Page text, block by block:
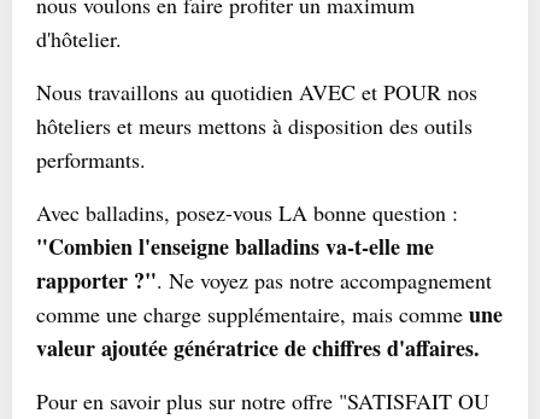
d'hôtelier.
Nous travaillons au quotidien AVEC et POUR nos
hôteliers et meurs mettons à disposition des outils
performants.
Avec balladins, posez-vous LA bonne question :
"Combien l'enseigne balladins va-t-elle me
rapporter ?". Ne voyez pas notre accompagnement
comme une charge supplémentaire, mais comme une
valeur ajoutée génératrice de chiffres d'affaires.
Pour en savoir plus sur notre offre "SATISFAIT OU